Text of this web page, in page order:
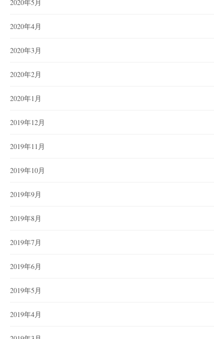
2020年5月
2020年4月
2020年3月
2020年2月
2020年1月
2019年12月
2019年11月
2019年10月
2019年9月
2019年8月
2019年7月
2019年6月
2019年5月
2019年4月